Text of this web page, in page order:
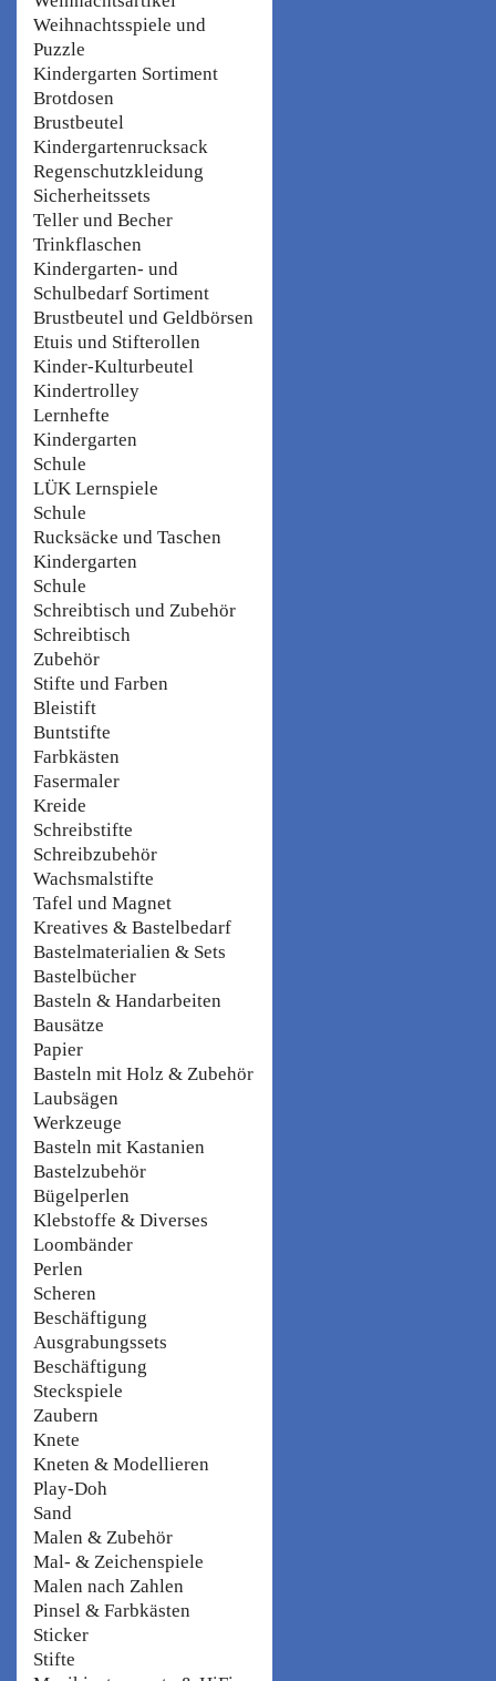
Weihnachtsspiele und
Puzzle
Kindergarten Sortiment
Brotdosen
Brustbeutel
Kindergartenrucksack
Regenschutzkleidung
Sicherheitssets
Teller und Becher
Trinkflaschen
Kindergarten- und
Schulbedarf Sortiment
Brustbeutel und Geldbörsen
Etuis und Stifterollen
Kinder-Kulturbeutel
Kindertrolley
Lernhefte
Kindergarten
Schule
LÜK Lernspiele
Schule
Rucksäcke und Taschen
Kindergarten
Schule
Schreibtisch und Zubehör
Schreibtisch
Zubehör
Stifte und Farben
Bleistift
Buntstifte
Farbkästen
Fasermaler
Kreide
Schreibstifte
Schreibzubehör
Wachsmalstifte
Tafel und Magnet
Kreatives & Bastelbedarf
Bastelmaterialien & Sets
Bastelbücher
Basteln & Handarbeiten
Bausätze
Papier
Basteln mit Holz & Zubehör
Laubsägen
Werkzeuge
Basteln mit Kastanien
Bastelzubehör
Bügelperlen
Klebstoffe & Diverses
Loombänder
Perlen
Scheren
Beschäftigung
Ausgrabungssets
Beschäftigung
Steckspiele
Zaubern
Knete
Kneten & Modellieren
Play-Doh
Sand
Malen & Zubehör
Mal- & Zeichenspiele
Malen nach Zahlen
Pinsel & Farbkästen
Sticker
Stifte